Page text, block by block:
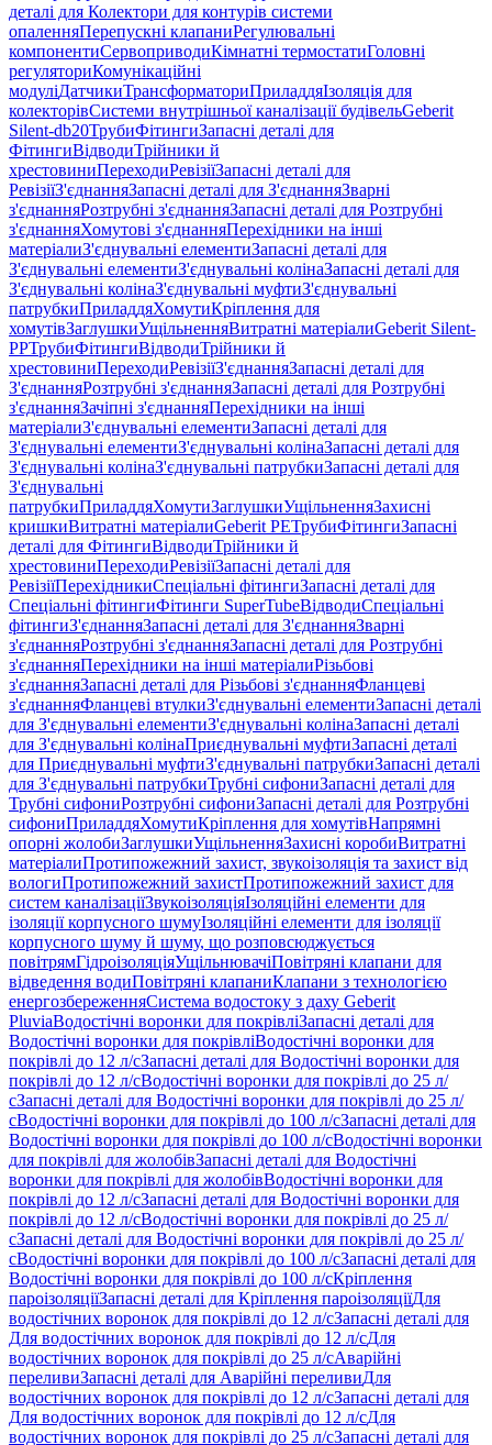
деталі для Колектори для контурів системи
опаленняПерепускні клапаниРегулювальні
компонентиСервоприводиКімнатні термостатиГоловні
регуляториКомунікаційні
модуліДатчикиТрансформаториПриладдяІзоляція для
колекторівСистеми внутрішньої каналізації будівельGeberit
Silent-db20ТрубиФітингиЗапасні деталі для
ФітингиВідводиТрійники й
хрестовиниПереходиРевізіїЗапасні деталі для
РевізіїЗ'єднанняЗапасні деталі для З'єднанняЗварні
з'єднанняРозтрубні з'єднанняЗапасні деталі для Розтрубні
з'єднанняХомутові з'єднанняПерехідники на інші
матеріалиЗ'єднувальні елементиЗапасні деталі для
З'єднувальні елементиЗ'єднувальні колінаЗапасні деталі для
З'єднувальні колінаЗ'єднувальні муфтиЗ'єднувальні
патрубкиПриладдяХомутиКріплення для
хомутівЗаглушкиУщільненняВитратні матеріалиGeberit Silent-
PPТрубиФітингиВідводиТрійники й
хрестовиниПереходиРевізіїЗ'єднанняЗапасні деталі для
З'єднанняРозтрубні з'єднанняЗапасні деталі для Розтрубні
з'єднанняЗачіпні з'єднанняПерехідники на інші
матеріалиЗ'єднувальні елементиЗапасні деталі для
З'єднувальні елементиЗ'єднувальні колінаЗапасні деталі для
З'єднувальні колінаЗ'єднувальні патрубкиЗапасні деталі для
З'єднувальні
патрубкиПриладдяХомутиЗаглушкиУщільненняЗахисні
кришкиВитратні матеріалиGeberit PEТрубиФітингиЗапасні
деталі для ФітингиВідводиТрійники й
хрестовиниПереходиРевізіїЗапасні деталі для
РевізіїПерехідникиСпеціальні фітингиЗапасні деталі для
Спеціальні фітингиФітинги SuperTubeВідводиСпеціальні
фітингиЗ'єднанняЗапасні деталі для З'єднанняЗварні
з'єднанняРозтрубні з'єднанняЗапасні деталі для Розтрубні
з'єднанняПерехідники на інші матеріалиРізьбові
з'єднанняЗапасні деталі для Різьбові з'єднанняФланцеві
з'єднанняФланцеві втулкиЗ'єднувальні елементиЗапасні деталі
для З'єднувальні елементиЗ'єднувальні колінаЗапасні деталі
для З'єднувальні колінаПриєднувальні муфтиЗапасні деталі
для Приєднувальні муфтиЗ'єднувальні патрубкиЗапасні деталі
для З'єднувальні патрубкиТрубні сифониЗапасні деталі для
Трубні сифониРозтрубні сифониЗапасні деталі для Розтрубні
сифониПриладдяХомутиКріплення для хомутівНапрямні
опорні жолобиЗаглушкиУщільненняЗахисні коробиВитратні
матеріалиПротипожежний захист, звукоізоляція та захист від
вологиПротипожежний захистПротипожежний захист для
систем каналізаціїЗвукоізоляціяІзоляційні елементи для
ізоляції корпусного шумуІзоляційні елементи для ізоляції
корпусного шуму й шуму, що розповсюджується
повітрямГідроізоляціяУщільнювачіПовітряні клапани для
відведення водиПовітряні клапаниКлапани з технологією
енергозбереженняСистема водостоку з даху Geberit
PluviaВодостічні воронки для покрівліЗапасні деталі для
Водостічні воронки для покрівліВодостічні воронки для
покрівлі до 12 л/сЗапасні деталі для Водостічні воронки для
покрівлі до 12 л/сВодостічні воронки для покрівлі до 25 л/
сЗапасні деталі для Водостічні воронки для покрівлі до 25 л/
сВодостічні воронки для покрівлі до 100 л/сЗапасні деталі для
Водостічні воронки для покрівлі до 100 л/сВодостічні воронки
для покрівлі для жолобівЗапасні деталі для Водостічні
воронки для покрівлі для жолобівВодостічні воронки для
покрівлі до 12 л/сЗапасні деталі для Водостічні воронки для
покрівлі до 12 л/сВодостічні воронки для покрівлі до 25 л/
сЗапасні деталі для Водостічні воронки для покрівлі до 25 л/
сВодостічні воронки для покрівлі до 100 л/сЗапасні деталі для
Водостічні воронки для покрівлі до 100 л/сКріплення
пароізоляціїЗапасні деталі для Кріплення пароізоляціїДля
водостічних воронок для покрівлі до 12 л/сЗапасні деталі для
Для водостічних воронок для покрівлі до 12 л/сДля
водостічних воронок для покрівлі до 25 л/сАварійні
переливиЗапасні деталі для Аварійні переливиДля
водостічних воронок для покрівлі до 12 л/сЗапасні деталі для
Для водостічних воронок для покрівлі до 12 л/сДля
водостічних воронок для покрівлі до 25 л/сЗапасні деталі для